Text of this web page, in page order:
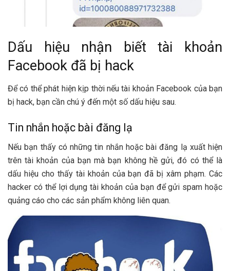
Dấu hiệu nhận biết tài khoản
Facebook đã bị hack
Để có thể phát hiện kịp thời nếu tài khoản Facebook của bạn
bị hack, bạn cần chú ý đến một số dấu hiệu sau.
Tin nhắn hoặc bài đăng lạ
Nếu bạn thấy có những tin nhắn hoặc bài đăng lạ xuất hiện
trên tài khoản của bạn mà bạn không hề gửi, đó có thể là
dấu hiệu cho thấy tài khoản của bạn đã bị xâm phạm. Các
hacker có thể lợi dụng tài khoản của bạn để gửi spam hoặc
quảng cáo cho các sản phẩm không liên quan.